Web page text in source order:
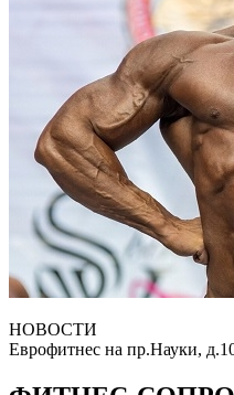
НОВОСТИ
Еврофитнес на пр.Науки,